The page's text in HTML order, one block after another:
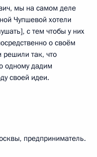
мы на самом деле
Чупшевой хотели
с тем чтобы у них
о своём
так, что
одному дадим
своей идеи.
предприниматель.